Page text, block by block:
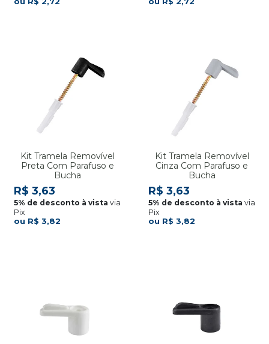
Kit Tramela Removível
Preta Com Parafuso e
Bucha
R$ 3,82
R$ 3,63
via
Pix
Kit Tramela Removível
Cinza Com Parafuso e
Bucha
R$ 3,82
R$ 3,63
via
Pix